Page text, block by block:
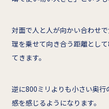
対面で人と人が向かい合わせ
理を乗せて向き合う距離とし
てきます。
逆に800ミリよりも小さい奥
感を感じるようになります。